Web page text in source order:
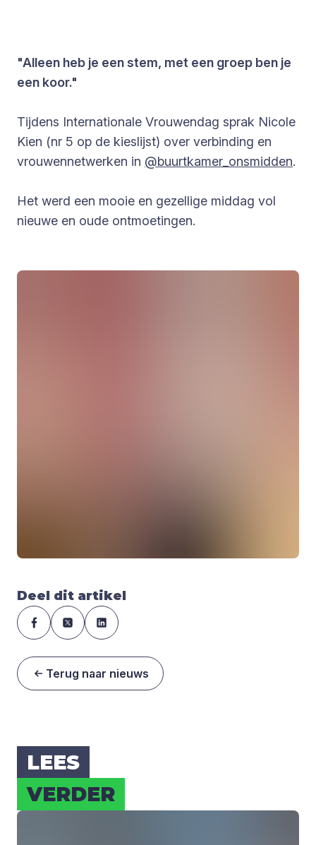
"Alleen heb je een stem, met een groep ben je
een koor."
Tijdens Internationale Vrouwendag sprak Nicole
Kien (nr 5 op de kieslijst) over verbinding en
vrouwennetwerken in @buurtkamer_onsmidden.
Het werd een mooie en gezellige middag vol
nieuwe en oude ontmoetingen.
Deel dit artikel
Terug naar nieuws
LEES
VER­DER